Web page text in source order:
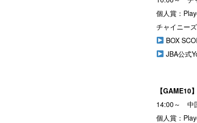
個人賞：
チャイニー
BOX
JBA公式
【GAME10】
14:00～
個人賞：